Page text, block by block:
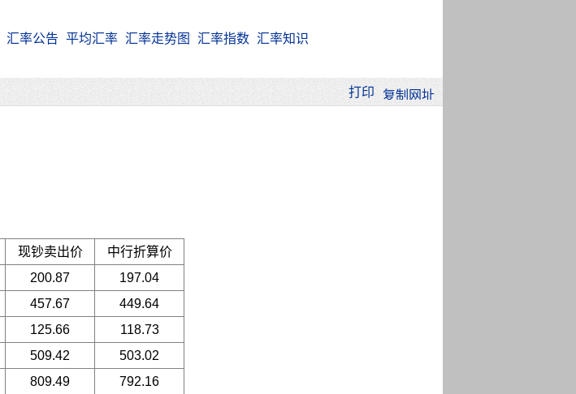
汇率公告 平均汇率 汇率走势图 汇率指数 汇率知识
打印
现钞卖出价
中行折算价
200.87
197.04
457.67
449.64
125.66
118.73
509.42
503.02
809.49
792.16